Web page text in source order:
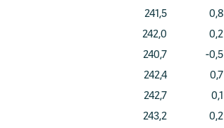
241,5 0,8
242,0 0,2
240,7 -0,5
242,4 0,7
242,7 0,1
243,2 0,2